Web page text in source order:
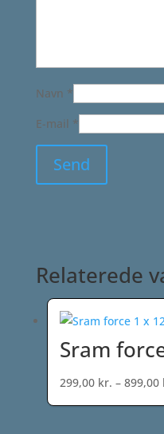
Navn *
E-mail *
Relaterede
Sram
299,00 kr. – 899,00